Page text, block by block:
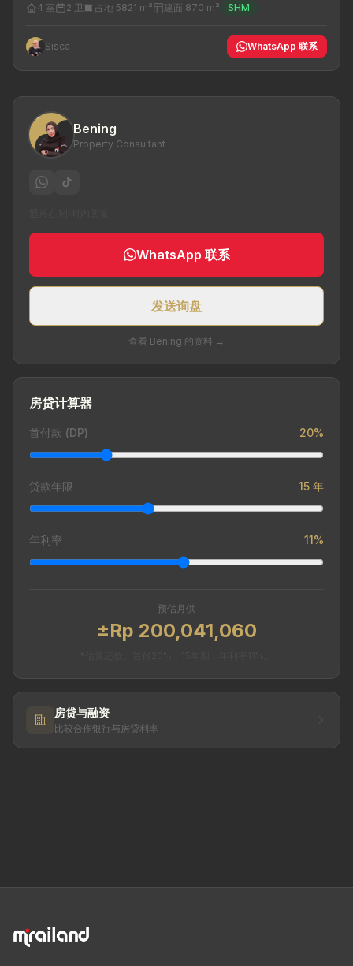
4 室
2 卫 占地 5821 m² 建面 870 m² SHM
Sisca WhatsApp 联系
Bening
Property Consultant
WhatsApp 联系
发送询盘
查看 Bening 的资料 →
房贷计算器
首付款 (DP) 20%
贷款年限 15 年
年利率 11%
预估月供
±Rp 200,041,060
房贷与融资
比较合作银行与房贷利率